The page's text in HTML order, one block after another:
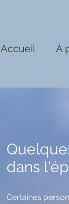
Accueil À
dans
Certaines